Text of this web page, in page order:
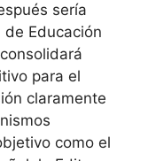
sería
Educación
para el
claramente
como el